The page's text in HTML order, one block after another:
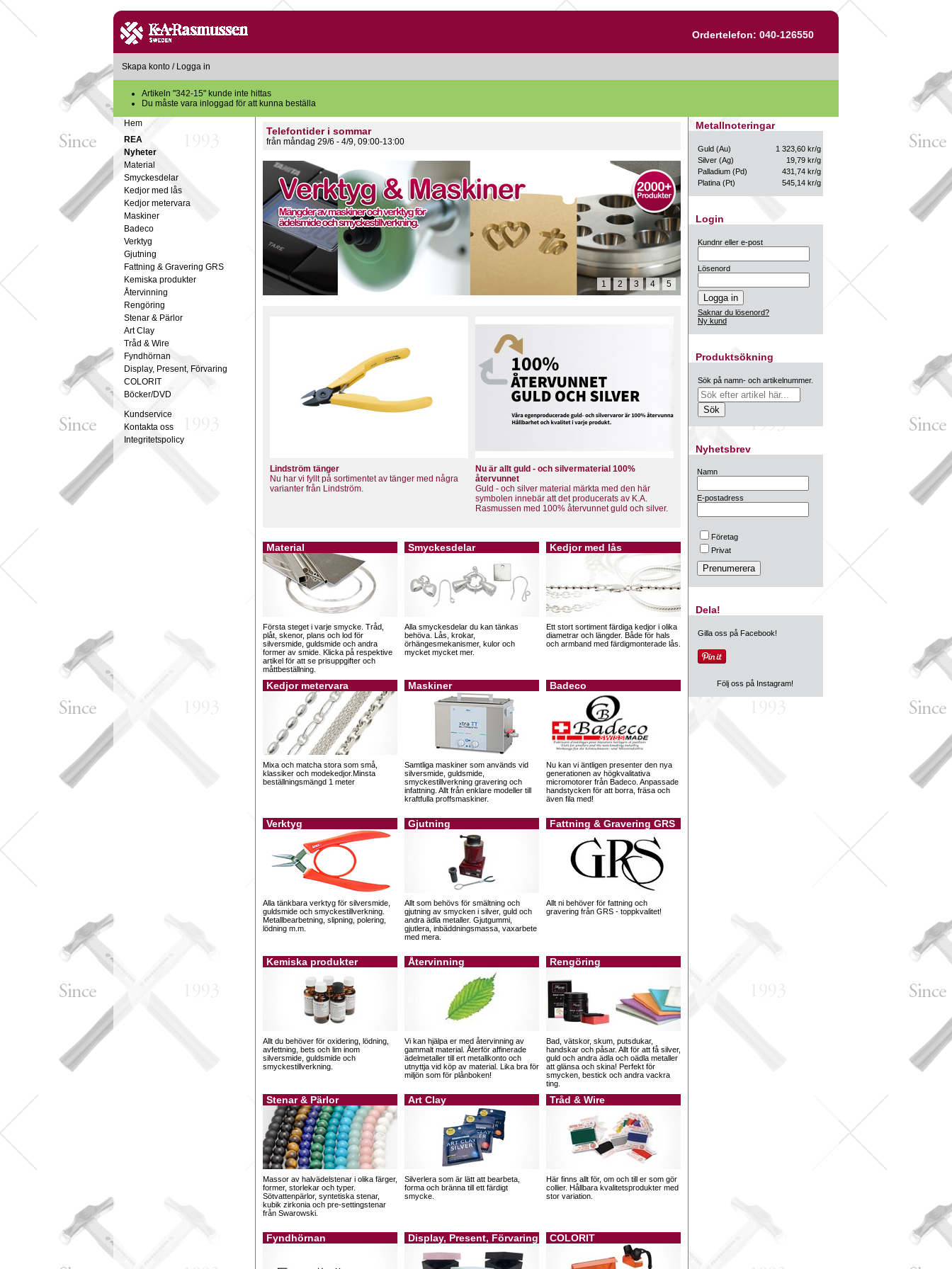
Ordertelefon: 040-126550
Skapa konto / Logga in
Artikeln "342-15" kunde inte hittas
Du måste vara inloggad för att kunna beställa
Hem
REA
Nyheter
Material
Smyckesdelar
Kedjor med lås
Kedjor metervara
Maskiner
Badeco
Verktyg
Gjutning
Fattning & Gravering GRS
Kemiska produkter
Återvinning
Rengöring
Stenar & Pärlor
Art Clay
Tråd & Wire
Fyndhörnan
Display, Present, Förvaring
COLORIT
Böcker/DVD
Kundservice
Kontakta oss
Integritetspolicy
Telefontider i sommar
från måndag 29/6 - 4/9, 09:00-13:00
1 2 3 4 5
Lindström tänger
Nu har vi fyllt på sortimentet av tänger med några
varianter från Lindström.
Nu är allt guld - och silvermaterial 100%
återvunnet
Guld - och silver material märkta med den här
symbolen innebär att det producerats av K.A.
Rasmussen med 100% återvunnet guld och silver.
Material
Första steget i varje smycke. Tråd,
plåt, skenor, plans och lod för
silversmide, guldsmide och andra
former av smide. Klicka på respektive
artikel för att se prisuppgifter och
måttbeställning.
Smyckesdelar
Alla smyckesdelar du kan tänkas
behöva. Lås, krokar,
örhängesmekanismer, kulor och
mycket mycket mer.
Kedjor med lås
Ett stort sortiment färdiga kedjor i olika
diametrar och längder. Både för hals
och armband med färdigmonterade lås.
Kedjor metervara
Mixa och matcha stora som små,
klassiker och modekedjor.Minsta
beställningsmängd 1 meter
Maskiner
Samtliga maskiner som används vid
silversmide, guldsmide,
smyckestillverkning gravering och
infattning. Allt från enklare modeller till
kraftfulla proffsmaskiner.
Badeco
Nu kan vi äntligen presenter den nya
generationen av högkvalitativa
micromotorer från Badeco. Anpassade
handstycken för att borra, fräsa och
även fila med!
Verktyg
Alla tänkbara verktyg för silversmide,
guldsmide och smyckestillverkning.
Metallbearbetning, slipning, polering,
lödning m.m.
Gjutning
Allt som behövs för smältning och
gjutning av smycken i silver, guld och
andra ädla metaller. Gjutgummi,
gjutlera, inbäddningsmassa, vaxarbete
med mera.
Fattning & Gravering GRS
Allt ni behöver för fattning och
gravering från GRS - toppkvalitet!
Kemiska produkter
Allt du behöver för oxidering, lödning,
avfettning, bets och lim inom
silversmide, guldsmide och
smyckestillverkning.
Återvinning
Vi kan hjälpa er med återvinning av
gammalt material. Återför affinerade
ädelmetaller till ert metallkonto och
utnyttja vid köp av material. Lika bra för
miljön som för plånboken!
Rengöring
Bad, vätskor, skum, putsdukar,
handskar och påsar. Allt för att få silver,
guld och andra ädla och oädla metaller
att glänsa och skina! Perfekt för
smycken, bestick och andra vackra
ting.
Stenar & Pärlor
Massor av halvädelstenar i olika färger,
former, storlekar och typer.
Sötvattenpärlor, syntetiska stenar,
kubik zirkonia och pre-settingstenar
från Swarowski.
Art Clay
Silverlera som är lätt att bearbeta,
forma och bränna till ett färdigt
smycke.
Tråd & Wire
Här finns allt för, om och till er som gör
collier. Hållbara kvalitetsprodukter med
stor variation.
Fyndhörnan Display, Present, Förvaring COLORIT
Metallnoteringar
Guld (Au)
1 323,60 kr/g
Silver (Ag)
19,79 kr/g
Palladium (Pd)
431,74 kr/g
Platina (Pt)
545,14 kr/g
Login
Kundnr eller e-post
Lösenord
Saknar du lösenord?
Ny kund
Produktsökning
Sök på namn- och artikelnummer.
Nyhetsbrev
Namn
E-postadress
Företag
Privat
Dela!
Gilla oss på Facebook!
Följ oss på Instagram!